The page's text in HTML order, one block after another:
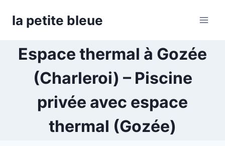
la petite bleue
Espace thermal à Gozée
(Charleroi) – Piscine
privée avec espace
thermal (Gozée)